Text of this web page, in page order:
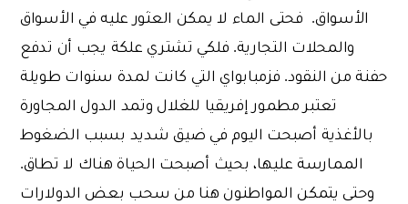
الأسواق. فحتى الماء لا يمكن العثور عليه في الأسواق
والمحلات التجارية. فلكي تشتري علكة يجب أن تدفع
حفنة من النقود. فزمبابواي التي كانت لمدة سنوات طويلة
تعتبر مطمور إفريقيا للغلال وتمد الدول المجاورة
بالأغذية أصبحت اليوم في ضيق شديد بسبب الضغوط
الممارسة عليها، بحيث أصبحت الحياة هناك لا تطاق.
وحتى يتمكن المواطنون هنا من سحب بعض الدولارات